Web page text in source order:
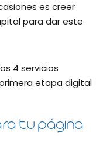
es creer
para dar este
4 servicios
etapa digital
tu página